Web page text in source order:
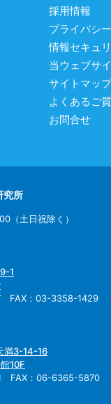
採用情報
プライバシ
情報セキュ
当ウェブサ
サイトマップ
よくあるご
お問合せ
究所
（土日祝除く）
1
FAX：03-3358-1429
満3-14-16
10F
FAX：06-6365-5870